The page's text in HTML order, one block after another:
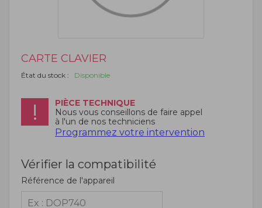
CARTE CLAVIER
État du stock : Disponible
PIÈCE TECHNIQUE
Nous vous conseillons de faire appel
à l'un de nos techniciens
Programmez votre intervention
Vérifier la compatibilité
Référence de l'appareil